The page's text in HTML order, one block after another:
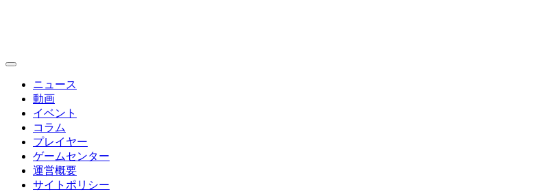
toggle
ニュース
動画
イベント
コラム
プレイヤー
ゲームセンター
運営概要
サイトポリシー